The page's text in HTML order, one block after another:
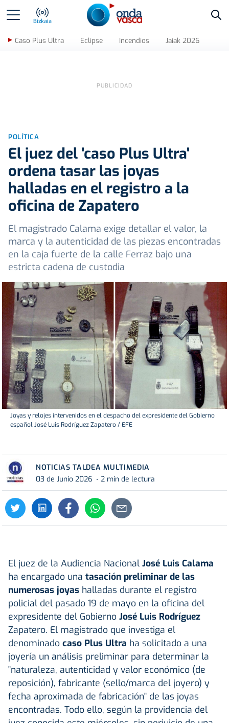
Bizkaia
Caso Plus Ultra Eclipse Incendios Jaiak 2026
POLÍTICA
El juez del 'caso Plus Ultra'
ordena tasar las joyas
halladas en el registro a la
oficina de Zapatero
El magistrado Calama exige detallar el valor, la
marca y la autenticidad de las piezas encontradas
en la caja fuerte de la calle Ferraz bajo una
estricta cadena de custodia
Joyas y relojes intervenidos en el despacho del expresidente del Gobierno
español José Luis Rodríguez Zapatero / EFE
NOTICIAS TALDEA MULTIMEDIA
03 de Junio 2026
2 min de lectura
El juez de la Audiencia Nacional José Luis Calama
ha encargado una tasación preliminar de las
numerosas joyas halladas durante el registro
policial del pasado 19 de mayo en la oficina del
expresidente del Gobierno José Luis Rodríguez
Zapatero. El magistrado que investiga el
denominado caso Plus Ultra ha solicitado a una
joyería un análisis preliminar para determinar la
"naturaleza, autenticidad y valor económico (de
reposición), fabricante (sello/marca del joyero) y
fecha aproximada de fabricación" de las joyas
encontradas. Todo ello, según la providencia del